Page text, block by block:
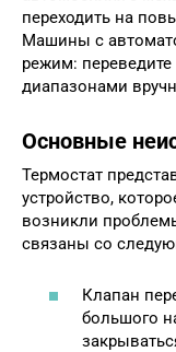
переходить на
Машины с
режим: переведите
диапазонами
Основные
Термостат
устройство,
возникли
связаны со
Клапан
большого